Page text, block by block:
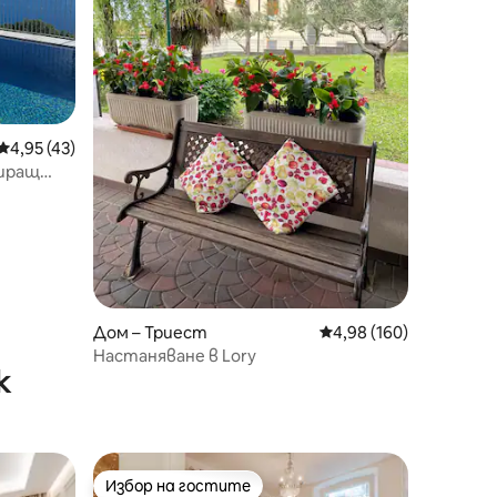
оценка: 4,95 от 5, 43 отзива
4,95 (43)
Дом – Триест Средна оценка: 4,98
4,98 (160)
Настаняване в Lory
Избор на гостите